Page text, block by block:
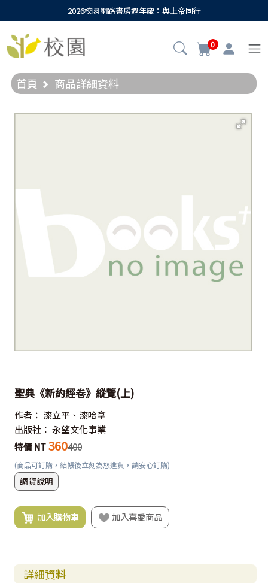
2026校園網路書房週年慶：與上帝同行
0
首頁 商品詳細資料
聖典《新約經卷》縱覽(上)
作者： 漆立平、漆哈拿
出版社： 永望文化事業
特價 NT 360400
(商品可訂購，結帳後立刻為您進貨，請安心訂購)
調貨說明
加入購物車 加入喜愛商品
詳細資料